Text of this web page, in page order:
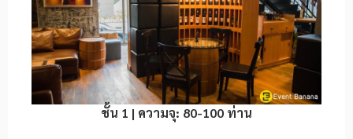
ชั้น 1 | ความจุ: 80-100 ท่าน